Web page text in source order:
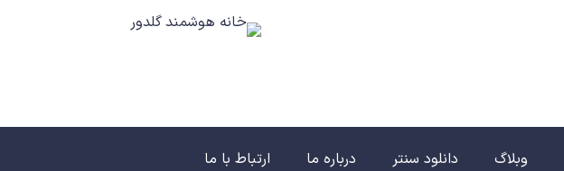
وبلاگ دانلود سنتر درباره ما ارتباط با ما